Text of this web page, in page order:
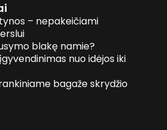
– nepakeičiami
blakę namie?
nuo idėjos iki
bagaže skrydžio